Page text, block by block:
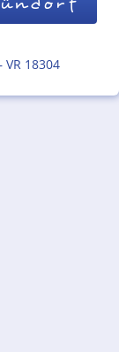
18304